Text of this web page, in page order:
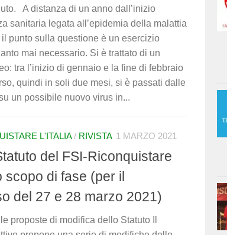
A distanza di un anno dall’inizio
sanitaria legata all’epidemia della malattia
punto sulla questione è un esercizio
mai necessario. Si è trattato di un
tra l’inizio di gennaio e la fine di febbraio
quindi in soli due mesi, si è passati dalle
un possibile nuovo virus in...
L'ITALIA/ RIVISTA 1 MARZO 2021
del FSI-Riconquistare
scopo di fase (per il
del 27 e 28 marzo 2021)
proposte di modifica dello Statuto Il